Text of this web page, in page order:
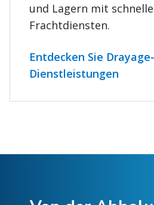
und Lagern mit
Frachtdiensten.
Entdecken Sie Drayage-
Dienstleistungen